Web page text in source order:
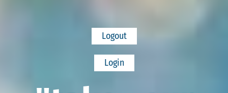
Logout
Login